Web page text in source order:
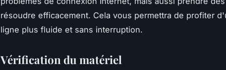
résoudre efficacement. Cela vous permettra de profiter
ligne plus fluide et sans interruption.
Vérification du matériel